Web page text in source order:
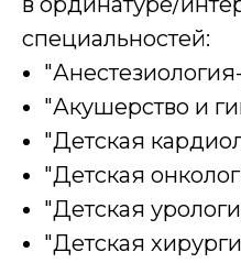
специальностей:
"Акушерство и
"Детская
"Детская
"Детская
"Детская